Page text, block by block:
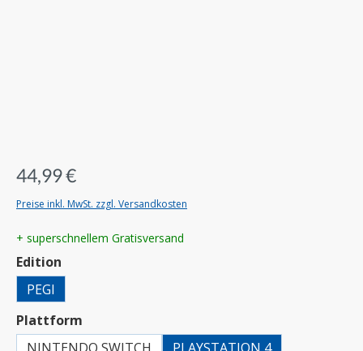
44,99 €
Preise inkl. MwSt. zzgl. Versandkosten
+ superschnellem Gratisversand
Edition
PEGI
Plattform